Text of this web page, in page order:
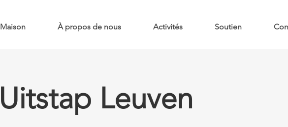
Maison À propos de nous Activités Soutien
Uitstap Leuven